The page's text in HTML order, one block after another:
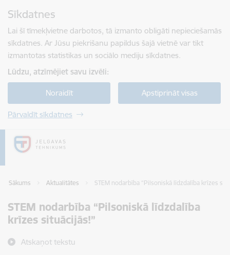
Sīkdatnes
Lai šī tīmekļvietne darbotos, tā izmanto obligāti nepieciešamās
sīkdatnes. Ar Jūsu piekrišanu papildus šajā vietnē var tikt
izmantotas statistikas un sociālo mediju sīkdatnes.
Lūdzu, atzīmējiet savu izvēli:
Noraidīt Apstiprināt visas
Pārvaldīt sīkdatnes
Sākums Aktualitātes STEM nodarbība “Pilsoniskā līdzdalība krīzes
STEM nodarbība “Pilsoniskā līdzdalība
krīzes situācijās!”
Atskaņot tekstu